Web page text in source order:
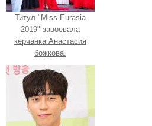
Титул "Miss Eurasia
2019" завоевала
керчанка Анастасия
божкова.